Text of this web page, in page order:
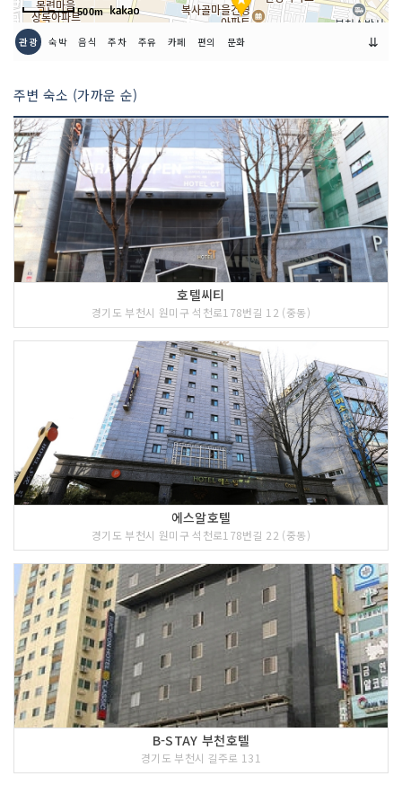
500m
관광 숙박 음식 주차 주유 카페 편의 문화 ⇊
주변 숙소 (가까운 순)
호텔씨티
경기도 부천시 원미구 석천로178번길 12 (중동)
에스알호텔
경기도 부천시 원미구 석천로178번길 22 (중동)
B-STAY 부천호텔
경기도 부천시 길주로 131